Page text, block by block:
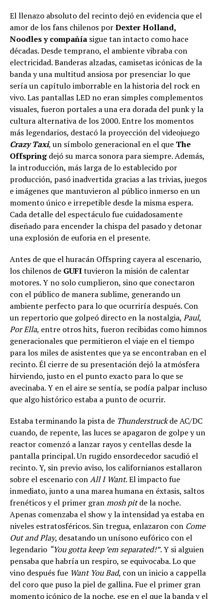
El llenazo absoluto del recinto dejó en evidencia que el
amor de los fans chilenos porDexter Holland,
Noodles y compañía sigue tan intacto como hace
décadas. Desde temprano, el ambiente vibraba con
electricidad. Banderas alzadas, camisetas icónicas de la
banda y una multitud ansiosa por presenciar lo que
sería un capítulo imborrable en la historia del rock en
vivo. Las pantallas LED no eran simples complementos
visuales, fueron portales a una era dorada del punk y la
cultura alternativa de los 2000. Entre los momentos
más legendarios, destacó la proyección del videojuego
Crazy Taxi, un símbolo generacional en el que The
Offspringdejó su marca sonora para siempre. Además,
la introducción, más larga de lo establecido por
producción, pasó inadvertida gracias a las trivias, juegos
e imágenes que mantuvieron al público inmerso en un
momento único e irrepetible desde la misma espera.
Cada detalle del espectáculo fue cuidadosamente
diseñado para encender la chispa del pasado y detonar
una explosión de euforia en el presente.
Antes de que el huracán Offspring cayera al escenario,
los chilenos de GUFItuvieron la misión de calentar
motores. Y no solo cumplieron, sino que conectaron
con el público de manera sublime, generando un
ambiente perfecto para lo que ocurriría después. Con
un repertorio que golpeó directo en la nostalgia, Paul,
Por Ella, entre otros hits, fueron recibidas como himnos
generacionales que permitieron el viaje en el tiempo
para los miles de asistentes que ya se encontraban en el
recinto. Él cierre de su presentación dejó la atmósfera
hirviendo, justo en el punto exacto para lo que se
avecinaba. Y en el aire se sentía, se podía palpar incluso
que algo histórico estaba a punto de ocurrir.
Estaba terminando la pista de Thunderstruckde AC/DC
cuando, de repente, las luces se apagaron de golpe y un
reactor comenzó a lanzar rayos y centellas desde la
pantalla principal. Un rugido ensordecedor sacudió el
recinto. Y, sin previo aviso, los californianos estallaron
sobre el escenario conAll I Want. El impacto fue
inmediato, junto a una marea humana en éxtasis, saltos
frenéticos y el primer granmosh pitde la noche.
Apenas comenzaba el show y la intensidad ya estaba en
niveles estratosféricos. Sin tregua, enlazaron con Come
Out and Play, desatando un unísono eufórico con el
legendario “You gotta keep ’em separated!”. Y si alguien
pensaba que habría un respiro, se equivocaba. Lo que
vino después fue Want You Bad, con un inicio a cappella
del coro que puso la piel de gallina. Fue el primer gran
momento icónico de la noche, ese en el que la banda y el